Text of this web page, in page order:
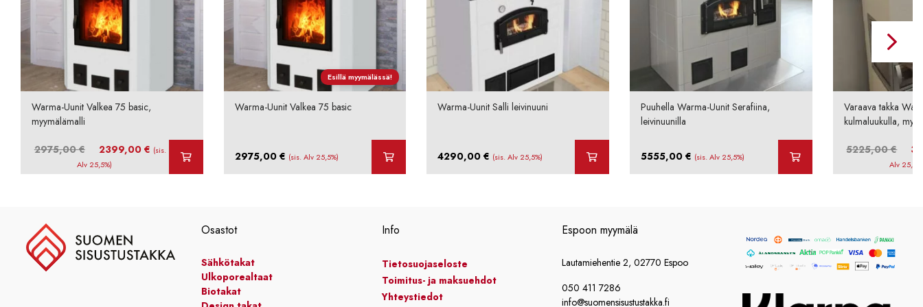
Warma-Uunit Valkea 75 basic,
myymälämalli
2975,00€
Alkuperäinen
hinta
oli:
2399,00 €Nykyinen
on:
(sis.
Alv 25,5%)
Esillä myymälässä!
Warma-Uunit Valkea 75 basic
2975,00 € (sis. Alv 25,5%)
Warma-Uunit Salli leivinuuni
4290,00€ (sis. Alv 25,5%)
Puuhella Warma-Uunit Serafiina,
leivinuunilla
5555,00 € (sis. Alv 25,5%)
Varaava takka
kulmaluukulla,
5225,00€
hinta
oli:
Alv
Osastot
Sähkötakat
Ulkoporealtaat
Biotakat
Info
Tietosuojaseloste
Toimitus- ja maksuehdot
Yhteystiedot
Espoon myymälä
Lautamiehentie 2, 02770 Espoo
050 411 7286
info@suomensisustustakka.fi